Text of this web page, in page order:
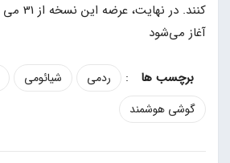
آغاز می‌شود
: ردمی شیائومی
گوشی هوشمند